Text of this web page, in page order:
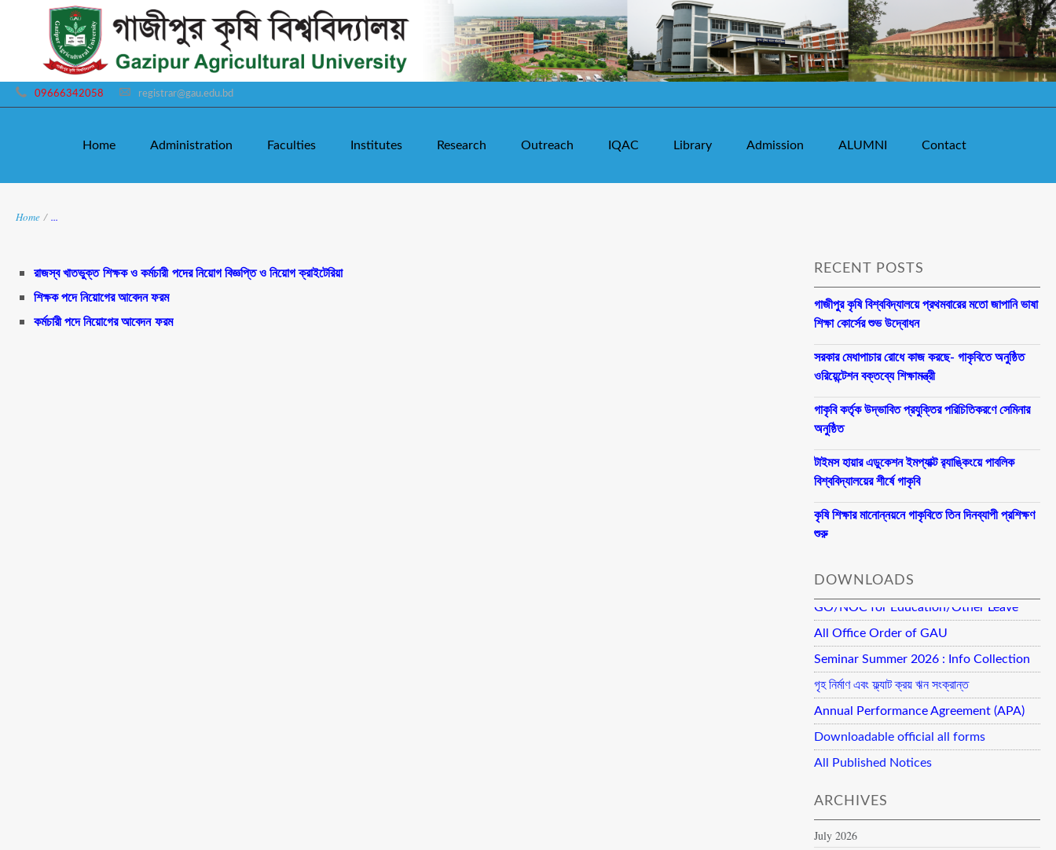
09666342058 registrar@gau.edu.bd
Home Administration Faculties Institutes Research Outreach IQAC Library Admission ALUMNI Contact
Home / ...
রাজস্ব খাতভুক্ত শিক্ষক ও কর্মচারী পদের নিয়োগ বিজ্ঞপ্তি ও নিয়োগ ক্রাইটেরিয়া
শিক্ষক পদে নিয়োগের আবেদন ফরম
কর্মচারী পদে নিয়োগের আবেদনফরম
RECENT POSTS
গাজীপুর কৃষি বিশ্ববিদ্যালয়ে প্রথমবারের মতো জাপানি ভাষা
শিক্ষা কোর্সের শুভ উদ্বোধন
সরকার মেধাপাচার রোধে কাজ করছে- গাকৃবিতে অনুষ্ঠিত
ওরিয়েন্টেশন বক্তব্যে শিক্ষামন্ত্রী
গাকৃবি কর্তৃক উদ্ভাবিত প্রযুক্তির পরিচিতিকরণে সেমিনার
অনুষ্ঠিত
টাইমস হায়ার এডুকেশন ইমপ্যাক্ট র‍্যাঙ্কিংয়ে পাবলিক
বিশ্ববিদ্যালয়ের শীর্ষে গাকৃবি
কৃষি শিক্ষার মানোন্নয়নে গাকৃবিতে তিন দিনব্যাপী প্রশিক্ষণ
শুরু
DOWNLOADS
GO/NOC for Education/Other Leave
All Office Order of GAU
Seminar Summer 2026 : Info Collection
গৃহ নির্মাণ এবং ফ্ল্যাট ক্রয় ঋন সংক্রান্ত
Annual Performance Agreement (APA)
Downloadable official all forms
All Published Notices
ARCHIVES
July 2026